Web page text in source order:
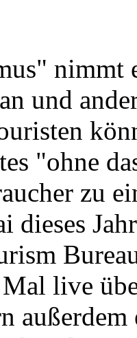
nimmt
und
"ohne
zu
dieses
live